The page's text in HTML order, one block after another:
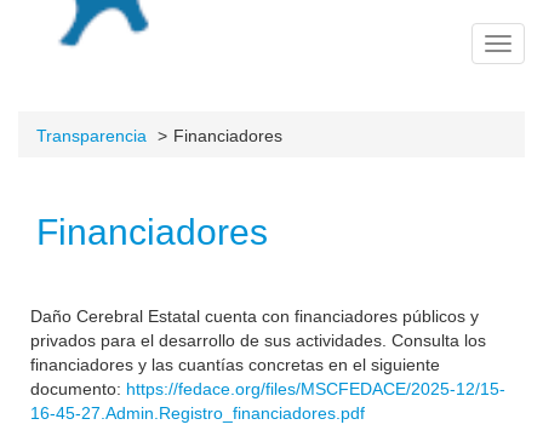
Transparencia Financiadores
Financiadores
Daño Cerebral Estatal cuenta con financiadores públicos y
privados para el desarrollo de sus actividades. Consulta los
financiadores y las cuantías concretas en el siguiente
documento: https://fedace.org/files/MSCFEDACE/2025-12/15-
16-45-27.Admin.Registro_financiadores.pdf